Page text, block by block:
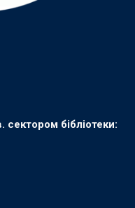
бібліотеки: